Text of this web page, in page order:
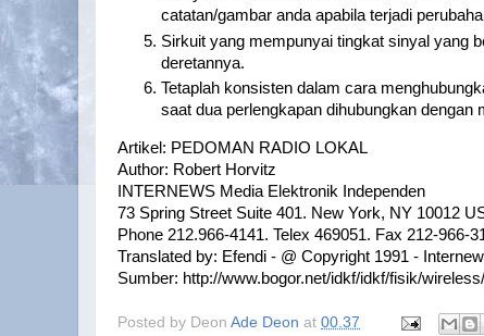
catatan/gambar anda apabila terjadi
Sirkuit yang mempunyai tingkat sinyal yang
deretannya.
Tetaplah konsisten dalam cara
saat dua perlengkapan dihubungkan
Artikel: PEDOMAN RADIO LOKAL
Author: Robert Horvitz
INTERNEWS Media Elektronik Independen
73 Spring Street Suite 401. New York, NY 10012
Phone 212.966-4141. Telex 469051. Fax 212-966-
Translated by: Efendi - @ Copyright 1991 -
Sumber: http://www.bogor.net/idkf/idkf/fisik/
Posted by Deon Ade Deon at 00.37